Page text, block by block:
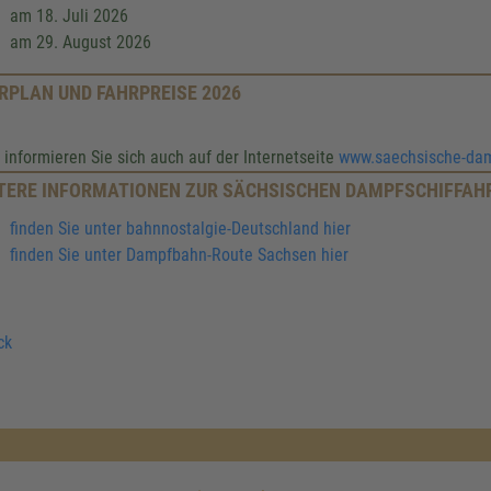
am 18. Juli 2026
am 29. August 2026
UND FAHRPREISE 2026
Sie sich auch auf der Internetseite www.saechsische-
INFORMATIONEN ZUR SÄCHSISCHEN
finden Sie unter bahnnostalgie-Deutschland hier
finden Sie unter Dampfbahn-Route Sachsen hier